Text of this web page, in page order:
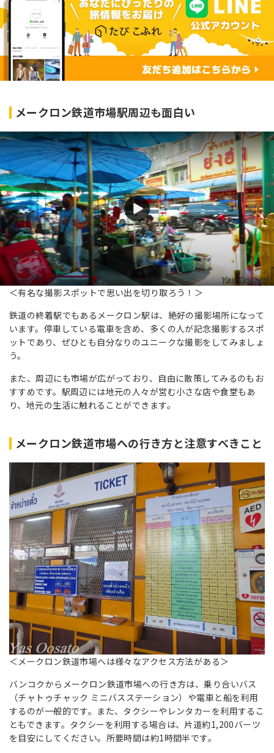
メークロン鉄道市場駅周辺も面白い
＜有名な撮影スポットで思い出を切り取ろう！＞
鉄道の終着駅でもあるメークロン駅は、絶好の撮影場所になって
います。停車している電車を含め、多くの人が記念撮影するスポ
ットであり、ぜひとも自分なりのユニークな撮影をしてみましょ
う。
また、周辺にも市場が広がっており、自由に散策してみるのもお
すすめです。駅周辺には地元の人々が営む小さな店や食堂もあ
り、地元の生活に触れることができます。
メークロン鉄道市場への行き方と注意すべきこと
＜メークロン鉄道市場へは様々なアクセス方法がある＞
バンコクからメークロン鉄道市場への行き方は、乗り合いバス
（チャトゥチャック ミニバスステーション）や電車と船を利用
するのが一般的です。また、タクシーやレンタカーを利用するこ
ともできます。タクシーを利用する場合は、片道約1,200バーツ
を目安にしてください。所要時間は約1時間半です。